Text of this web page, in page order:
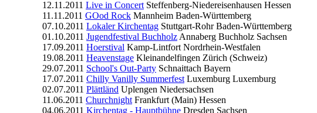
12.11.2011 Live in Concert Steffenberg-Niedereisenhausen Hessen
11.11.2011 GOod Rock Mannheim Baden-Württemberg
07.10.2011 Lokaler Kirchentag Stuttgart-Rohr Baden-Württemberg
01.10.2011 Jugendfestival Buchholz Annaberg Buchholz Sachsen
17.09.2011 Hoerstival Kamp-Lintfort Nordrhein-Westfalen
19.08.2011 Heavenstage Kleinandelfingen Zürich (Schweiz)
29.07.2011 School's Out-Party Schnaittach Bayern
17.07.2011 Chilly Vanilly Summerfest Luxemburg Luxemburg
02.07.2011 Plättländ Uplengen Niedersachsen
11.06.2011 Churchnight Frankfurt (Main) Hessen
04.06.2011 Kirchentag - Hauptbühne Dresden Sachsen